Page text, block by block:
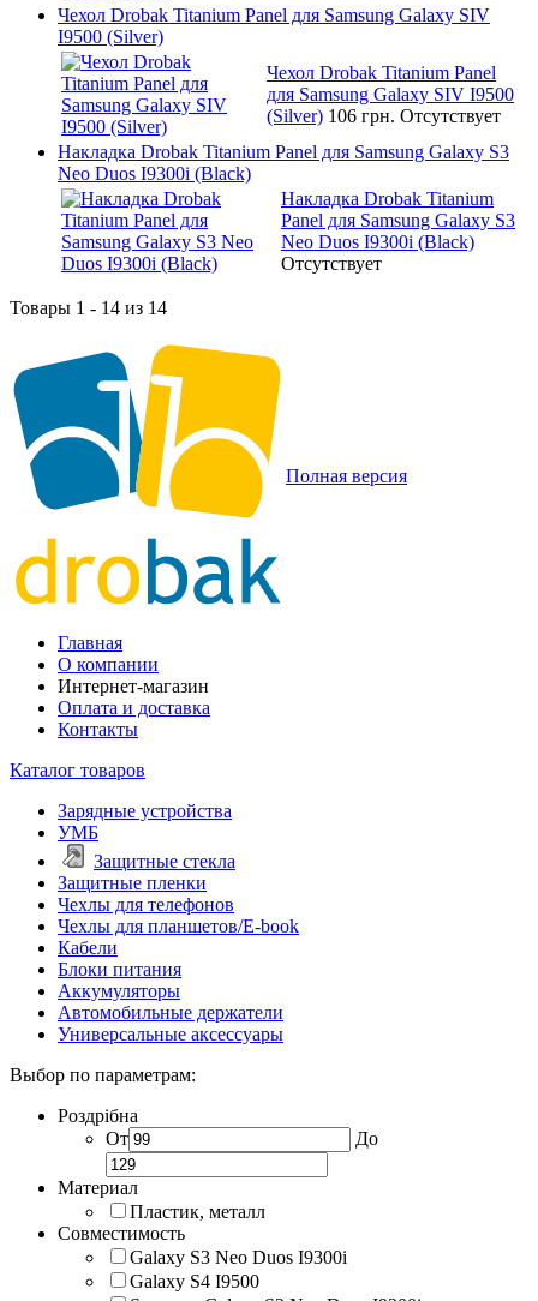
Чехол Drobak Titanium Panel для Samsung Galaxy SIV
I9500 (Silver)
Чехол Drobak Titanium Panel
для Samsung Galaxy SIV I9500
(Silver) 106 грн. Отсутствует
Накладка Drobak Titanium Panel для Samsung Galaxy S3
Neo Duos I9300i (Black)
Накладка Drobak Titanium
Panel для Samsung Galaxy S3
Neo Duos I9300i (Black)
Отсутствует
Товары 1 - 14 из 14
Полная версия
Главная
О компании
Интернет-магазин
Оплата и доставка
Контакты
Каталог товаров
Зарядные устройства
УМБ
Защитные стекла
Защитные пленки
Чехлы для телефонов
Чехлы для планшетов/E-book
Кабели
Блоки питания
Аккумуляторы
Автомобильные держатели
Универсальные аксессуары
Выбор по параметрам:
Роздрібна
От
До
Материал
Пластик, металл
Совместимость
Galaxy S3 Neo Duos I9300i
Galaxy S4 I9500